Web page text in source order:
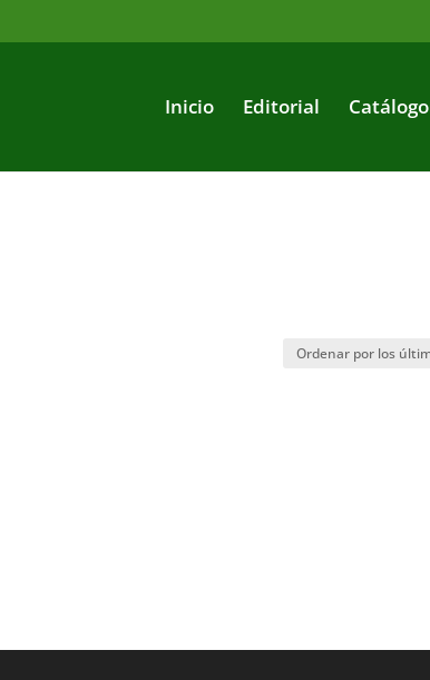
Inicio Editorial Catálogo